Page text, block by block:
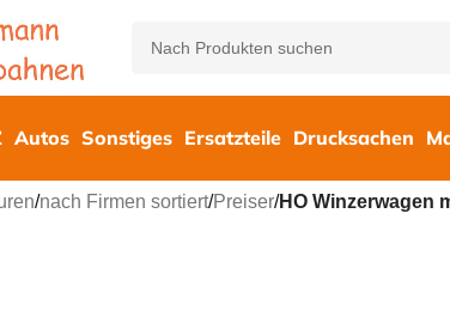
Autos Sonstiges Ersatzteile Drucksachen
/nach Firmen sortiert/Preiser/HO Winzerwagen